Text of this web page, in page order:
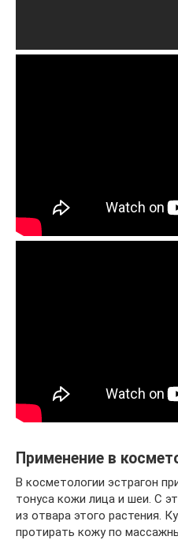
Применение в
В косметологии эстрагон
тонуса кожи лица и шеи. С
из отвара этого растения.
протирать кожу по